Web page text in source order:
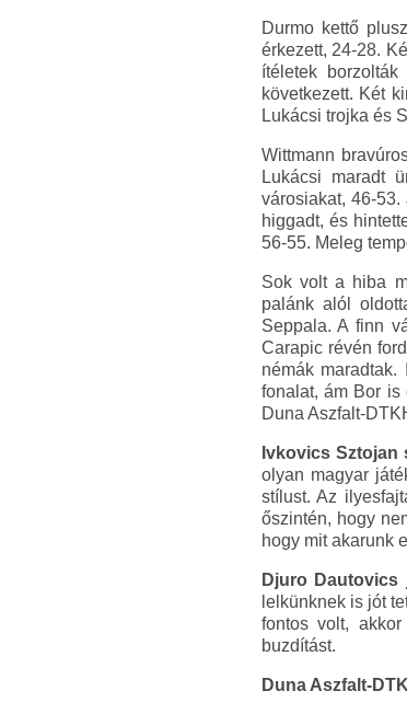
Durmo kettő
érkezett, 24-28.
ítéletek
következett. Két
Lukácsi trojka és
Wittmann
Lukácsi maradt
városiakat, 46-
higgadt, és
56-55. Meleg
Sok volt a hiba
palánk alól
Seppala. A finn
Carapic révén
némák
fonalat, ám Bor is
Duna Aszfalt-
Ivkovics Sztojan
olyan magyar
stílust. Az
őszintén, hogy
hogy mit akarunk
Djuro Dautovics
lelkünknek is jót
fontos volt,
buzdítást.
Duna Aszfalt-